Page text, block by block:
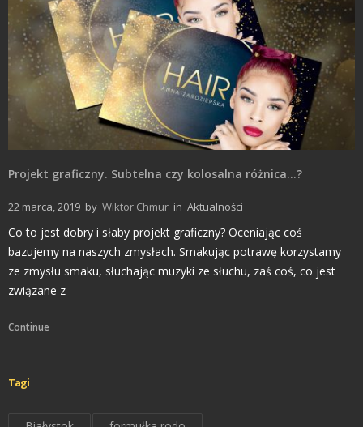
Projekt graficzny. Subtelna czy kolosalna różnica…?
22 marca, 2019 by Wiktor Chmur in Aktualności
Co to jest dobry i słaby projekt graficzny? Oceniając coś
bazujemy na naszych zmysłach. Smakując potrawę korzystamy
ze zmysłu smaku, słuchając muzyki ze słuchu, zaś coś, co jest
związane z
Continue
Tagi